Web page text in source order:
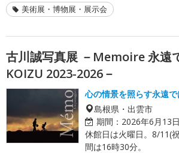
美術展・博物展・展示会
古川誠写真展 －Memoire 永遠
KOIZU 2023-2026－
心の情景を照らす永遠
島根県・出雲市
期間： 2026年6月13
休館日は火曜日。8/11(
間は16時30分。